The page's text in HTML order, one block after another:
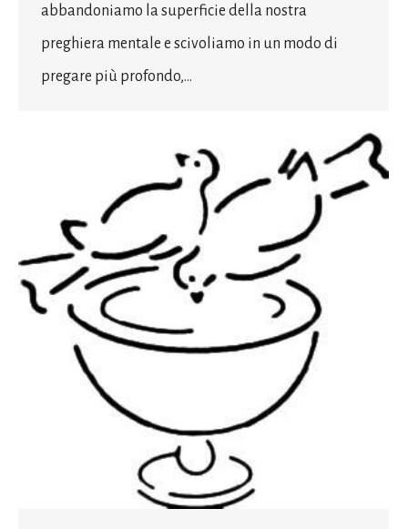
abbandoniamo la superficie della nostra
preghiera mentale e scivoliamo in un modo di
pregare più profondo,…